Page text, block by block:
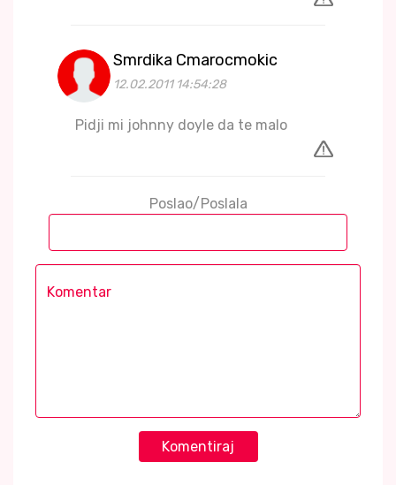
Smrdika Cmarocmokic
12.02.2011 14:54:28
Pidji mi johnny doyle da te malo
Poslao/Poslala
Komentiraj